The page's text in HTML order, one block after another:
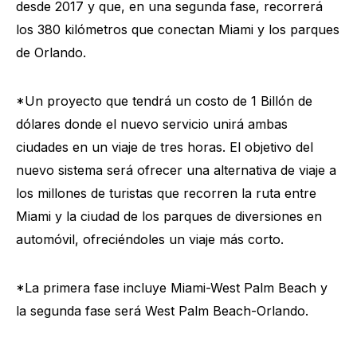
desde 2017 y que, en una segunda fase, recorrerá
los 380 kilómetros que conectan Miami y los parques
de Orlando.
*Un proyecto que tendrá un costo de 1 Billón de
dólares donde el nuevo servicio unirá ambas
ciudades en un viaje de tres horas. El objetivo del
nuevo sistema será ofrecer una alternativa de viaje a
los millones de turistas que recorren la ruta entre
Miami y la ciudad de los parques de diversiones en
automóvil, ofreciéndoles un viaje más corto.
*La primera fase incluye Miami-West Palm Beach y
la segunda fase será West Palm Beach-Orlando.